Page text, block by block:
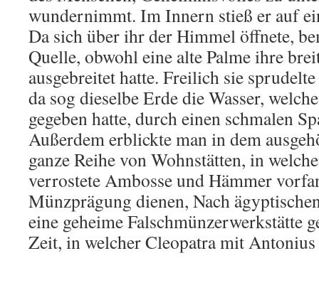
wundernimmt. Im Innern stieß er auf
Da sich über ihr der Himmel öffnete,
Quelle, obwohl eine alte Palme ihre
ausgebreitet hatte. Freilich sie
da sog dieselbe Erde die Wasser,
gegeben hatte, durch einen schmalen
Außerdem erblickte man in dem
ganze Reihe von Wohnstätten, in
verrostete Ambosse und Hämmer
Münzprägung dienen, Nach
eine geheime Falschmünzerwerkstätte
Zeit, in welcher Cleopatra mit